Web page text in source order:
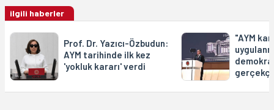
ilgili haberler
Prof. Dr. Yazıcı-Özbudun:
AYM tarihinde ilk kez
'yokluk kararı' verdi
"AYM